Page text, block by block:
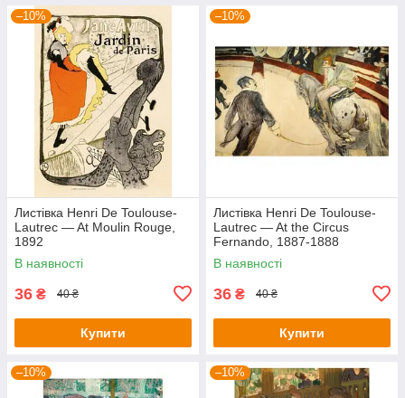
–10%
Листівка Henri De Toulouse-
Lautrec — At Moulin Rouge,
1892
В наявності
36 ₴ 40 ₴
Купити
–10%
Листівка Henri De Toulouse-
Lautrec — At the Circus
Fernando, 1887-1888
В наявності
36 ₴ 40 ₴
Купити
–10% –10%